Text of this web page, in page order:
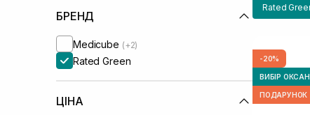
БРЕНД
Medicube (+2)
Rated Green
ЦІНА
Rated
-20%
ВИБІР
ПОДАРУНОК